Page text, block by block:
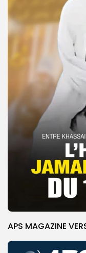
APS MAGAZINE